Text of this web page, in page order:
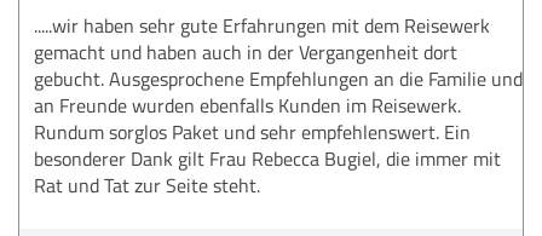
.....wir haben sehr gute Erfahrungen mit dem Reisewerk
gemacht und haben auch in der Vergangenheit dort
gebucht. Ausgesprochene Empfehlungen an die Familie und
an Freunde wurden ebenfalls Kunden im Reisewerk.
Rundum sorglos Paket und sehr empfehlenswert. Ein
besonderer Dank gilt Frau Rebecca Bugiel, die immer mit
Rat und Tat zur Seite steht.